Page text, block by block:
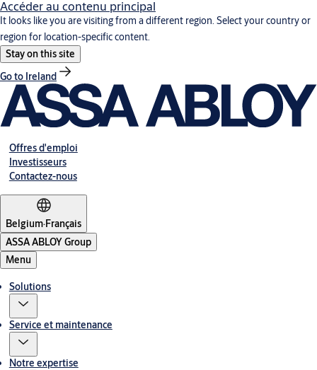
Accéder au contenu principal
It looks like you are visiting from a different region. Select your country or
region for location-specific content.
Stay on this site
Go to Ireland
Offres d'emploi
Investisseurs
Contactez-nous
Belgium·Français
ASSA ABLOY Group
Menu
Solutions
Service et maintenance
Notre expertise